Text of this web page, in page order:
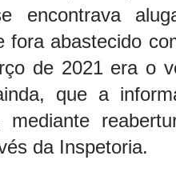
encontrava
fora abastecido
de 2021 era o
que a
mediante
da Inspetoria.